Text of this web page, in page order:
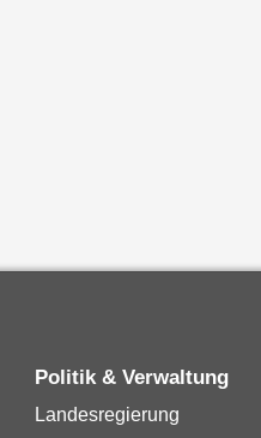
Politik & Verwaltung
Landesregierung